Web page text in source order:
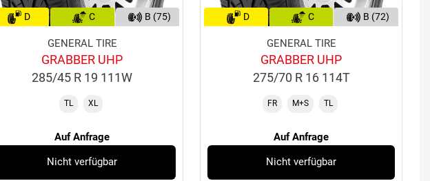
D C B (75)
GENERAL TIRE
GRABBER UHP
285/45 R 19 111W
TL XL
Auf Anfrage
Nicht verfügbar
D C B (72)
GENERAL TIRE
GRABBER UHP
275/70 R 16 114T
FR M+S TL
Auf Anfrage
Nicht verfügbar